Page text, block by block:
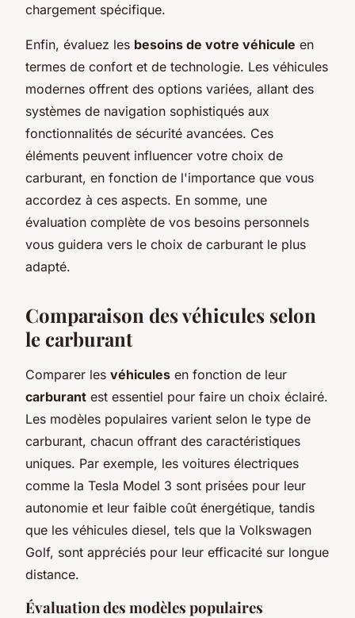
chargement spécifique.
Enfin, évaluez les besoins de votre véhicule en
termes de confort et de technologie. Les véhicules
modernes offrent des options variées, allant des
systèmes de navigation sophistiqués aux
fonctionnalités de sécurité avancées. Ces
éléments peuvent influencer votre choix de
carburant, en fonction de l'importance que vous
accordez à ces aspects. En somme, une
évaluation complète de vos besoins personnels
vous guidera vers le choix de carburant le plus
adapté.
Comparaison des véhicules selon
le carburant
Comparer les véhicules en fonction de leur
carburant est essentiel pour faire un choix éclairé.
Les modèles populaires varient selon le type de
carburant, chacun offrant des caractéristiques
uniques. Par exemple, les voitures électriques
comme la Tesla Model 3 sont prisées pour leur
autonomie et leur faible coût énergétique, tandis
que les véhicules diesel, tels que la Volkswagen
Golf, sont appréciés pour leur efficacité sur longue
distance.
Évaluation des modèles populaires